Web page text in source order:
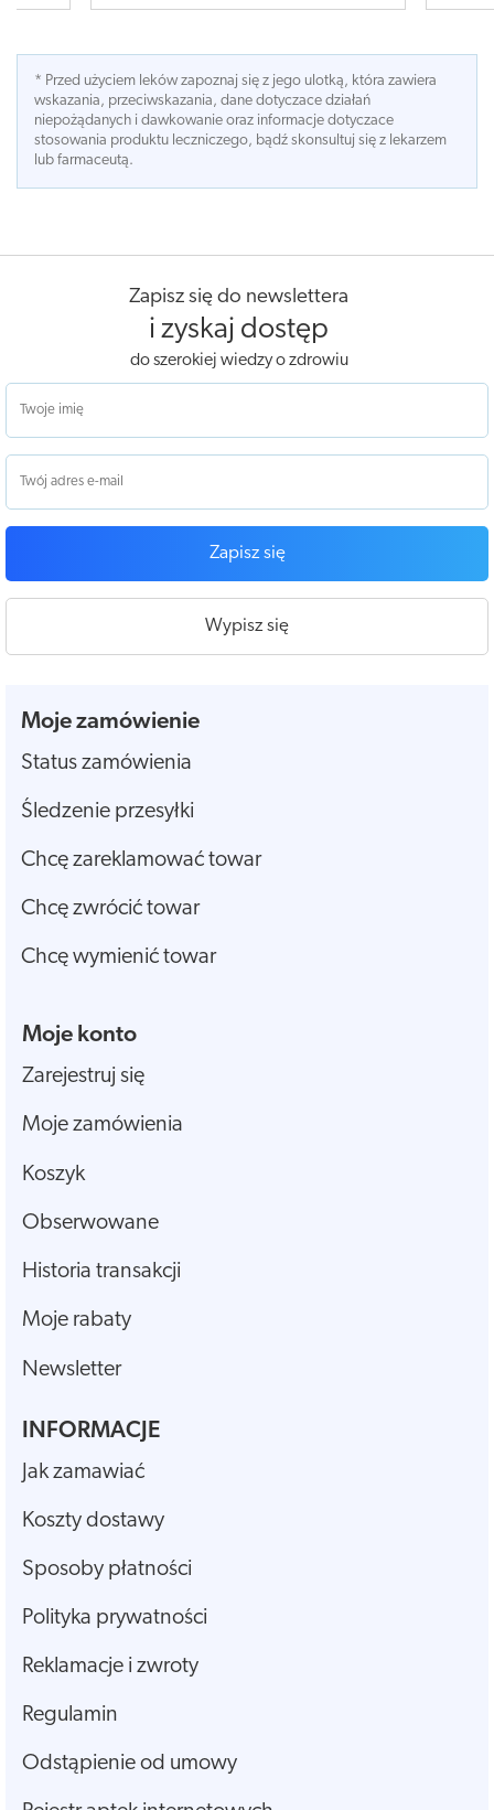
* Przed użyciem leków zapoznaj się z jego ulotką, która zawiera
wskazania, przeciwskazania, dane dotyczace działań
niepożądanych i dawkowanie oraz informacje dotyczace
stosowania produktu leczniczego, bądź skonsultuj się z lekarzem
lub farmaceutą.
Zapisz się do newslettera
i zyskaj dostęp
do szerokiej wiedzy o zdrowiu
Zapisz się
Wypisz się
Moje zamówienie
Status zamówienia
Śledzenie przesyłki
Chcę zareklamować towar
Chcę zwrócić towar
Chcę wymienić towar
Moje konto
Zarejestruj się
Moje zamówienia
Koszyk
Obserwowane
Historia transakcji
Moje rabaty
Newsletter
INFORMACJE
Jak zamawiać
Koszty dostawy
Sposoby płatności
Polityka prywatności
Reklamacje i zwroty
Regulamin
Odstąpienie od umowy